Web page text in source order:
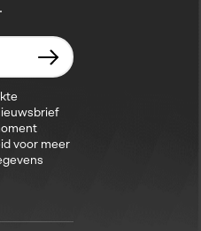
voor meer